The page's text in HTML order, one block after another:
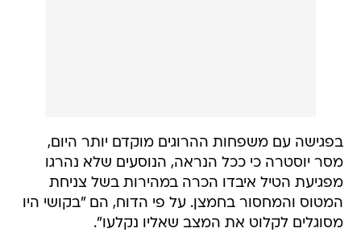
בפגישה עם משפחות ההרוגים מוקדם יותר היום,
מסר יוסטרה כי ככל הנראה, הנוסעים שלא נהרגו
מפגיעת הטיל איבדו הכרה במהירות בשל צניחת
המטוס והמחסור בחמצן. על פי הדוח, הם "בקושי היו
מסוגלים לקלוט את המצב שאליו נקלעו".